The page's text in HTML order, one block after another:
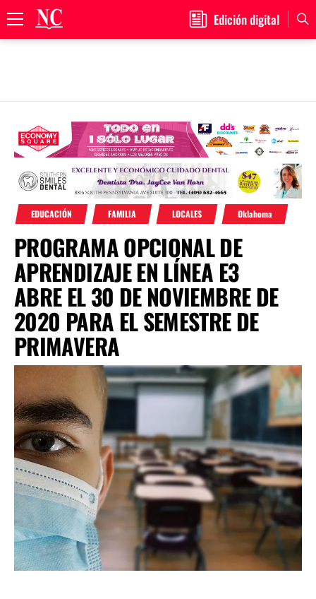
content
Edición digital
EDUCACIÓN FAMILIA LOCALES Oklahoma
PROGRAMA OPCIONAL DE
APRENDIZAJE EN LÍNEA E3
ABRE EL 30 DE NOVIEMBRE DE
2020 PARA EL SEMESTRE DE
PRIMAVERA